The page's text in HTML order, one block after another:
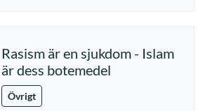
Rasism är en sjukdom - Islam
är dess botemedel
Övrigt